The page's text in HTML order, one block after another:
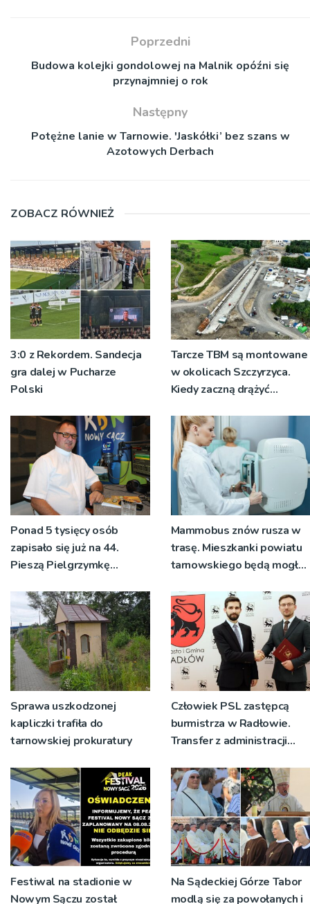
Poprzedni
Budowa kolejki gondolowej na Malnik opóźni się
przynajmniej o rok
Następny
Potężne lanie w Tarnowie. 'Jaskółki’ bez szans w
Azotowych Derbach
ZOBACZ RÓWNIEŻ
3:0 z Rekordem. Sandecja
gra dalej w Pucharze
Polski
Tarcze TBM są montowane
w okolicach Szczyrzyca.
Kiedy zaczną drążyć
Ponad 5 tysięcy osób
zapisało się już na 44.
Pieszą Pielgrzymkę
Mammobus znów rusza w
trasę. Mieszkanki powiatu
tarnowskiego będą mogły
badania
Sprawa uszkodzonej
kapliczki trafiła do
tarnowskiej prokuratury
Człowiek PSL zastępcą
burmistrza w Radłowie.
Transfer z administracji
samorządowej
Festiwal na stadionie w
Nowym Sączu został
Na Sądeckiej Górze Tabor
modlą się za powołanych i